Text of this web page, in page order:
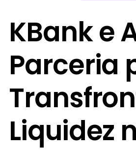
KBank e
Parceria
Liquidez